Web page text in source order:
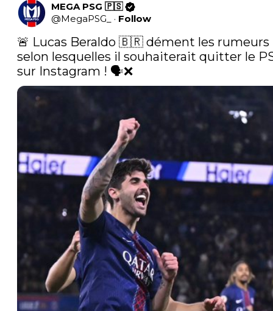
MEGA PSG 🇵🇸
@MegaPSG_ · Follow
🚨 Lucas Beraldo 🇧🇷 dément les rumeurs
selon lesquelles il souhaiterait quitter le
sur Instagram ! 🗣️❌